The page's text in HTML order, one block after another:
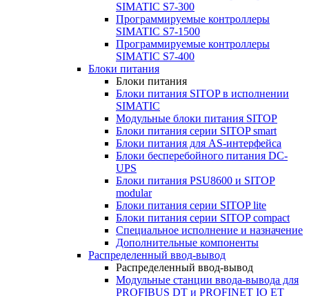
SIMATIC S7-300
Программируемые контроллеры
SIMATIC S7-1500
Программируемые контроллеры
SIMATIC S7-400
Блоки питания
Блоки питания
Блоки питания SITOP в исполнении
SIMATIC
Модульные блоки питания SITOP
Блоки питания серии SITOP smart
Блоки питания для AS-интерфейса
Блоки бесперебойного питания DC-
UPS
Блоки питания PSU8600 и SITOP
modular
Блоки питания серии SITOP lite
Блоки питания серии SITOP compact
Специальное исполнение и назначение
Дополнительные компоненты
Распределенный ввод-вывод
Распределенный ввод-вывод
Модульные станции ввода-вывода для
PROFIBUS DT и PROFINET IO ET